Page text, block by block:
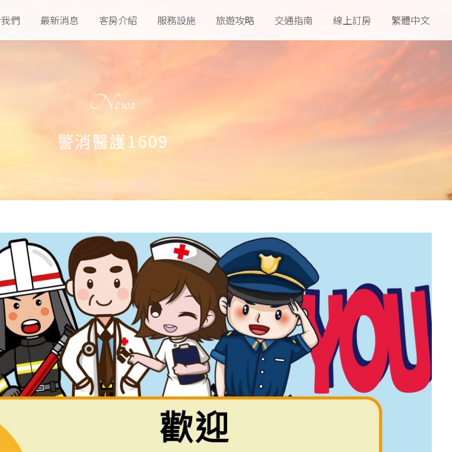
們 最新消息 客房介紹 服務設施 旅遊攻略 交通指南 線上訂房 繁體中文
News
警消醫護1609